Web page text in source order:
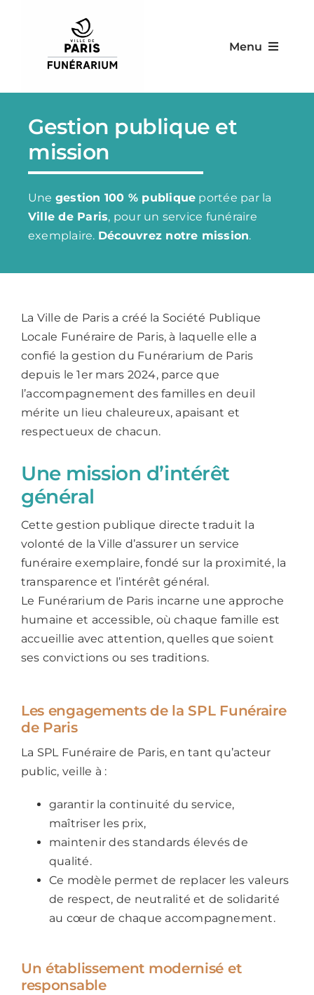
Menu
Nos services
Nos équipements
Nos tarifs
Gestion publique et
mission
Une gestion 100 % publique portée par la
Ville de Paris, pour un service funéraire
exemplaire. Découvrez notre mission.
La Ville de Paris a créé la Société Publique
Locale Funéraire de Paris, à laquelle elle a
confié la gestion du Funérarium de Paris
depuis le 1er mars 2024, parce que
l’accompagnement des familles en deuil
mérite un lieu chaleureux, apaisant et
respectueux de chacun.
Une mission d’intérêt
général
Cette gestion publique directe traduit la
volonté de la Ville d’assurer un service
funéraire exemplaire, fondé sur la proximité, la
transparence et l’intérêt général.
Le Funérarium de Paris incarne une approche
humaine et accessible, où chaque famille est
accueillie avec attention, quelles que soient
ses convictions ou ses traditions.
Les engagements de la SPL Funéraire
de Paris
La SPL Funéraire de Paris, en tant qu’acteur
public, veille à :
garantir la continuité du service,
maîtriser les prix,
maintenir des standards élevés de
qualité.
Ce modèle permet de replacer les valeurs
de respect, de neutralité et de solidarité
au cœur de chaque accompagnement.
Un établissement modernisé et
responsable